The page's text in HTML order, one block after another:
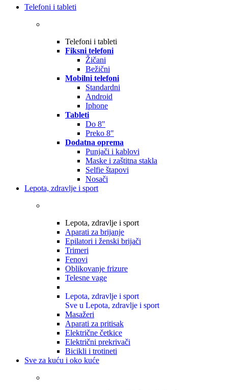
Telefoni i tableti
Telefoni i tableti
Fiksni telefoni
Žičani
Bežični
Mobilni telefoni
Standardni
Android
Iphone
Tableti
Do 8"
Preko 8"
Dodatna oprema
Punjači i kablovi
Maske i zaštitna stakla
Selfie štapovi
Nosači
Lepota, zdravlje i sport
Lepota, zdravlje i sport
Aparati za brijanje
Epilatori i ženski brijači
Trimeri
Fenovi
Oblikovanje frizure
Telesne vage
Lepota, zdravlje i sport
Sve u Lepota, zdravlje i sport
Masažeri
Aparati za pritisak
Električne četkice
Električni prekrivači
Bicikli i trotineti
Sve za kuću i oko kuće